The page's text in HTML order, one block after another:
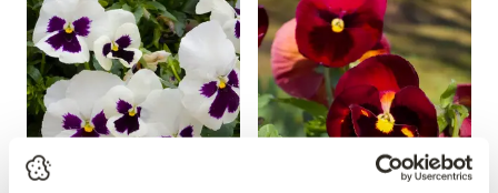
Mengen-
rabatt